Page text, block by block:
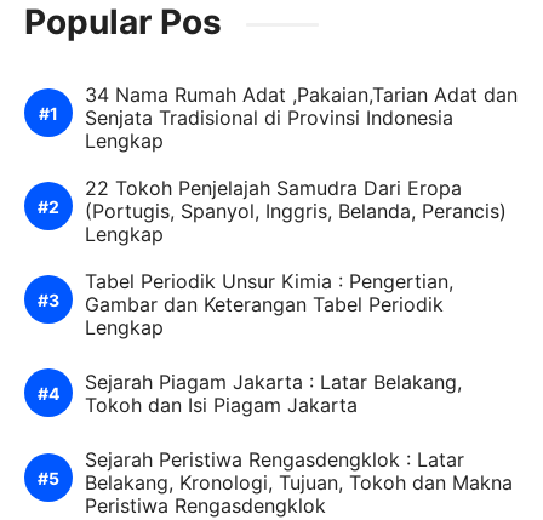
Popular Pos
34 Nama Rumah Adat ,Pakaian,Tarian Adat dan
Senjata Tradisional di Provinsi Indonesia
Lengkap
22 Tokoh Penjelajah Samudra Dari Eropa
(Portugis, Spanyol, Inggris, Belanda, Perancis)
Lengkap
Tabel Periodik Unsur Kimia : Pengertian,
Gambar dan Keterangan Tabel Periodik
Lengkap
Sejarah Piagam Jakarta : Latar Belakang,
Tokoh dan Isi Piagam Jakarta
Sejarah Peristiwa Rengasdengklok : Latar
Belakang, Kronologi, Tujuan, Tokoh dan Makna
Peristiwa Rengasdengklok